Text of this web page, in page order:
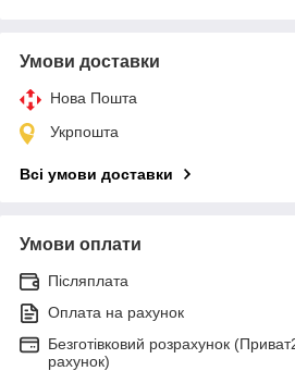
Умови доставки
Нова Пошта
Укрпошта
Всі умови доставки
Умови оплати
Післяплата
Оплата на рахунок
Безготівковий розрахунок
рахунок)